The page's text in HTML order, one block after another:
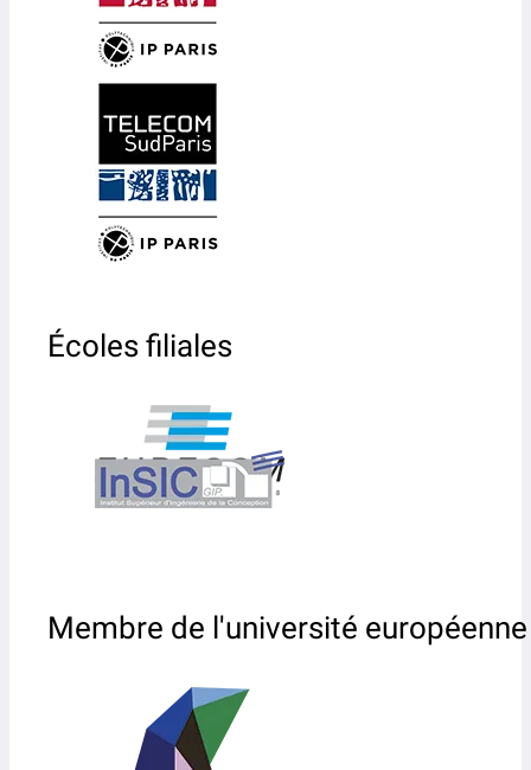
Écoles filiales
Membre de l'université européenne